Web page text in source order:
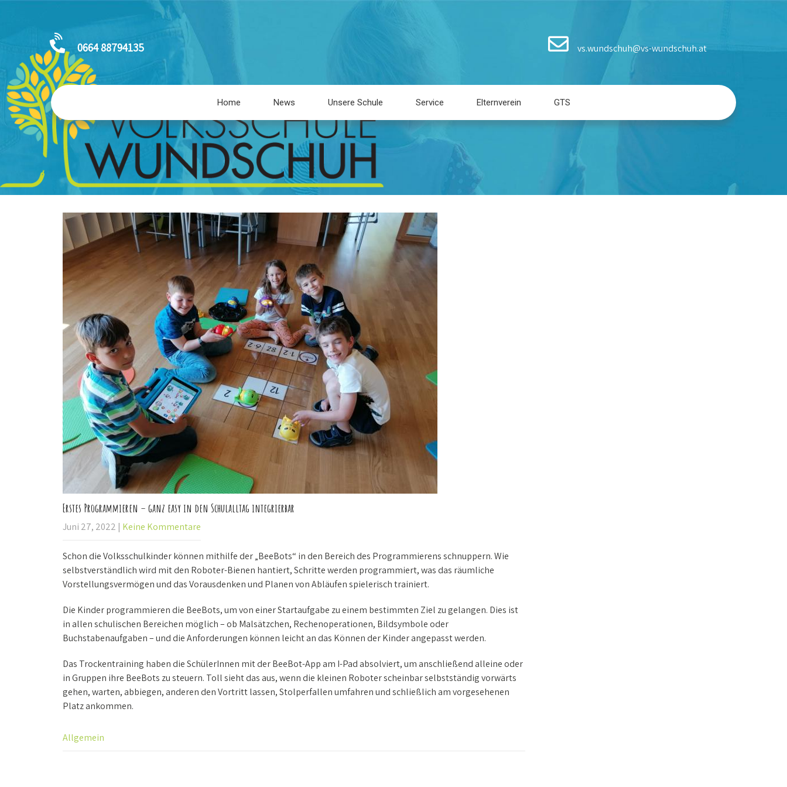
0664 88794135 vs.wundschuh@vs-wundschuh.at
Home News Unsere Schule Service Elternverein GTS
Erstes Programmieren – ganz easy in den Schulalltag integrierbar
Juni 27, 2022 | Keine Kommentare
Schon die Volksschulkinder können mithilfe der „BeeBots“ in den Bereich des Programmierens schnuppern. Wie
selbstverständlich wird mit den Roboter-Bienen hantiert, Schritte werden programmiert, was das räumliche
Vorstellungsvermögen und das Vorausdenken und Planen von Abläufen spielerisch trainiert.
Die Kinder programmieren die BeeBots, um von einer Startaufgabe zu einem bestimmten Ziel zu gelangen. Dies ist
in allen schulischen Bereichen möglich – ob Malsätzchen, Rechenoperationen, Bildsymbole oder
Buchstabenaufgaben – und die Anforderungen können leicht an das Können der Kinder angepasst werden.
Das Trockentraining haben die SchülerInnen mit der BeeBot-App am I-Pad absolviert, um anschließend alleine oder
in Gruppen ihre BeeBots zu steuern. Toll sieht das aus, wenn die kleinen Roboter scheinbar selbstständig vorwärts
gehen, warten, abbiegen, anderen den Vortritt lassen, Stolperfallen umfahren und schließlich am vorgesehenen
Platz ankommen.
Allgemein